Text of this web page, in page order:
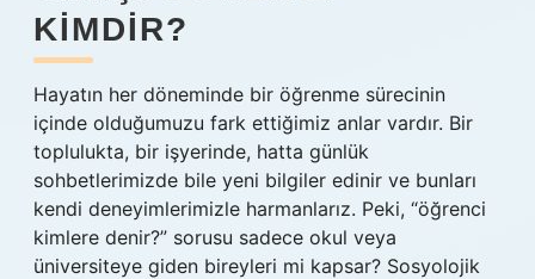
KIMDIR?
Hayatın her döneminde bir öğrenme sürecinin
içinde olduğumuzu fark ettiğimiz anlar vardır. Bir
toplulukta, bir işyerinde, hatta günlük
sohbetlerimizde bile yeni bilgiler edinir ve bunları
kendi deneyimlerimizle harmanlarız. Peki, “öğrenci
kimlere denir?” sorusu sadece okul veya
üniversiteye giden bireyleri mi kapsar? Sosyolojik